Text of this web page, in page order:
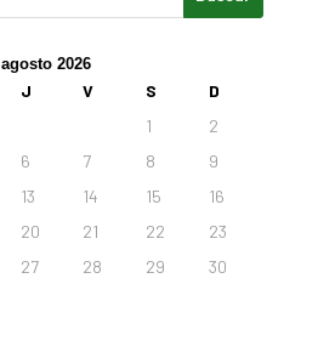
agosto 2026
J V S
D
1
2
6 7 8
9
13 14 15
16
20 21 22
23
27 28 29
30